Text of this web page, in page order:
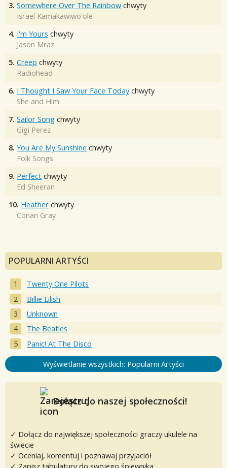
3. Somewhere Over The Rainbow chwyty
Israel Kamakawiwo'ole
4. I'm Yours chwyty
Jason Mraz
5. Creep chwyty
Radiohead
6. I Thought I Saw Your Face Today chwyty
She and Him
7. Sailor Song chwyty
Gigi Perez
8. You Are My Sunshine chwyty
Folk Songs
9. Perfect chwyty
Ed Sheeran
10. Heather chwyty
Conan Gray
POPULARNI ARTYŚCI
Twenty One Pilots
Billie Eilish
Unknown
The Beatles
Panic! At The Disco
Wyświetlanie wszystkich: Popularni Artyści
Dołącz do naszej społeczności!
✓ Dołącz do największej społeczności graczy ukulele na
świecie
✓ Oceniaj, komentuj i poznawaj przyjaciół